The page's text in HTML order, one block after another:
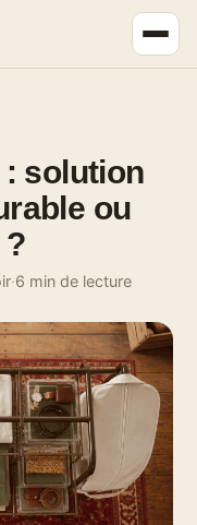
solution
ou
?
·6 min de lecture